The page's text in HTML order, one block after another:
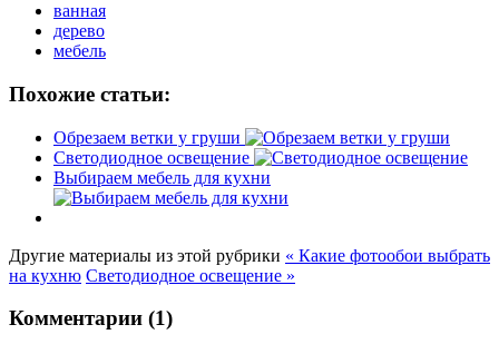
ванная
дерево
мебель
Похожие статьи:
Обрезаем ветки у груши
Светодиодное освещение
Выбираем мебель для кухни
Другие материалы из этой рубрики « Какие фотообои выбрать
на кухню Светодиодное освещение »
Комментарии (1)